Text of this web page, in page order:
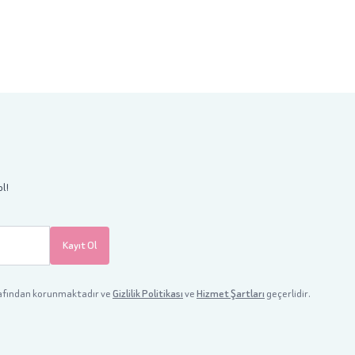
Kayıt Ol
korunmaktadır veGizlilik PolitikasıveHizmet Şartları geçerlidir.